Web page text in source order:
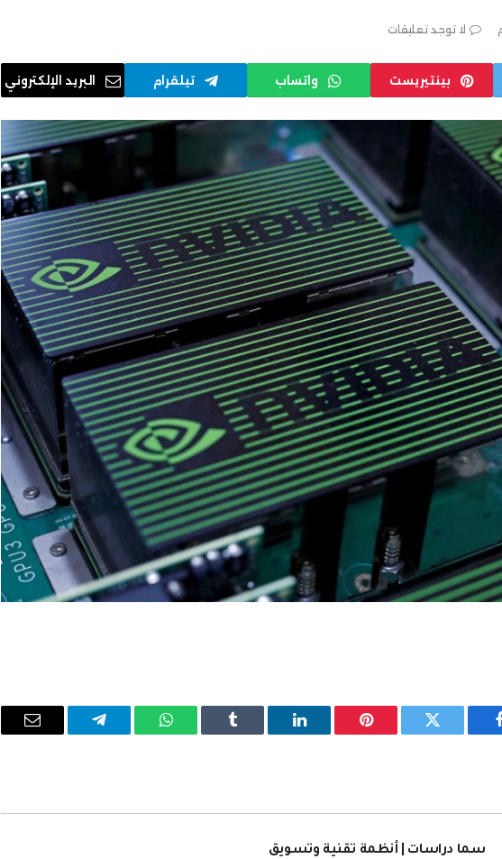
لا توجد تعليقات
بينتيريست واتساب تيلقرام البريد الإلكتروني
فيسبوك تويتر بينتيريستلينكدإن Tumblr واتساب تيلقرام
البريد
سما دراسات | أنظمة تقنية وتسويق